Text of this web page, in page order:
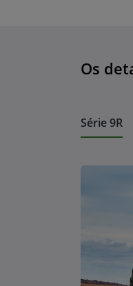
Os
Série 9R